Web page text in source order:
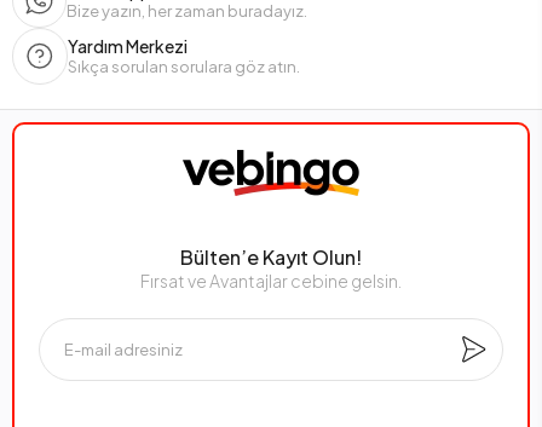
Bize yazın, her zaman buradayız.
Yardım Merkezi
Sıkça sorulan sorulara göz atın.
Bülten’e Kayıt Olun!
Fırsat ve Avantajlar cebine gelsin.